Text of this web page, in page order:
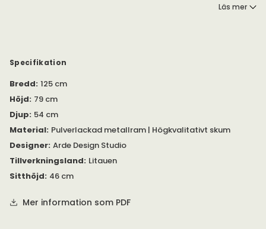
stoppad yta.
Covent kan väljas i valfritt tyg eller läder efter egen smak. På
så vis kan du anpassa klädseln efter ditt personlig hem.
Se bifogadPDF
produkten.
I samma serie erbjuds Covent som
ochsoffa.
Läs mer
Specifikation
Bredd: 125 cm
Höjd: 79 cm
Djup: 54 cm
Material: Pulverlackad metallram | Högkvalitativt skum
Designer: Arde Design Studio
Tillverkningsland: Litauen
Sitthöjd: 46 cm
Mer information som PDF